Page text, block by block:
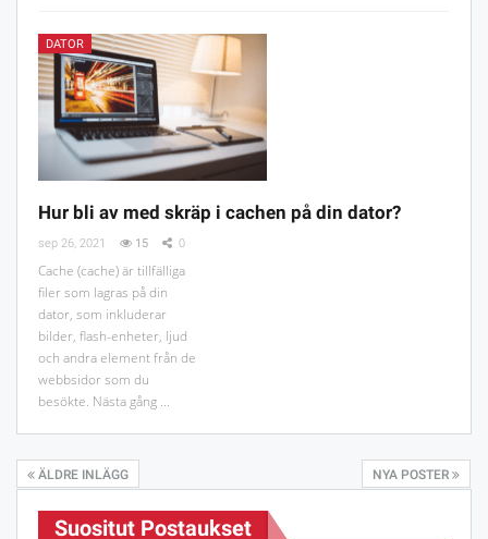
DATOR
Hur bli av med skräp i cachen på din dator?
sep 26, 2021 15 0
Cache (cache) är tillfälliga
filer som lagras på din
dator, som inkluderar
bilder, flash-enheter, ljud
och andra element från de
webbsidor som du
besökte. Nästa gång ...
ÄLDRE INLÄGG NYA POSTER
Suositut Postaukset